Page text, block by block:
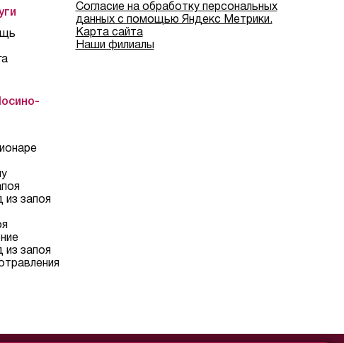
из запоя
из запоя
Согласие на обработку персональных
данных с помощью Яндекс Метрики.
Карта сайта
Наши филиалы